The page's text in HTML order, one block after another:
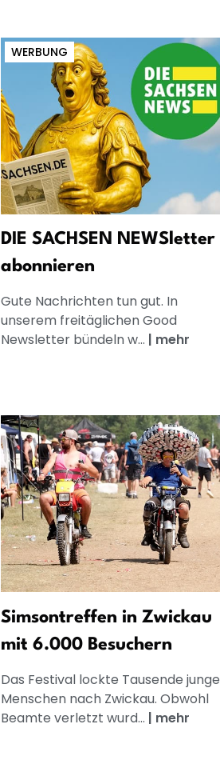
WERBUNG
DIE SACHSEN NEWSletter
abonnieren
Gute Nachrichten tun gut. In
unserem freitäglichen Good
Newsletter bündeln w... | mehr
Simsontreffen in Zwickau
mit 6.000 Besuchern
Das Festival lockte Tausende junge
Menschen nach Zwickau. Obwohl
Beamte verletzt wurd... | mehr